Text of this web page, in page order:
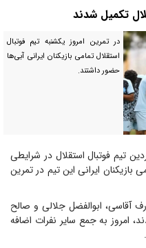
تکمیل شدند
در تمرین امروز یکشنبه تیم فوتبال
استقلال تمامی بازیکنان ایرانی آبی‌ها
حضور داشتند.
یکشنبه ۲۳ فروردین تیم فوتبال استقلال در شرایطی
بازیکنان ایرانی این تیم در تمرین
آقاسی، ابوالفضل جلالی و صالح
امروز به جمع سایر نفرات اضافه